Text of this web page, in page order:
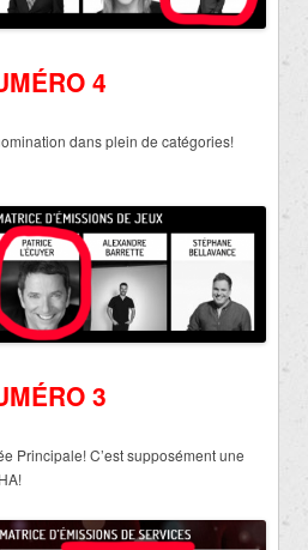
4
dans plein de catégories!
3
Principale! C’est supposément une